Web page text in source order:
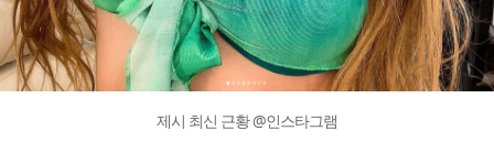
제시 최신 근황 @인스타그램